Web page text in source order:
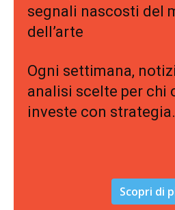
segnali nascosti del
dell’arte
Ogni settimana,
analisi scelte per chi
investe con strategia.
Scopri di